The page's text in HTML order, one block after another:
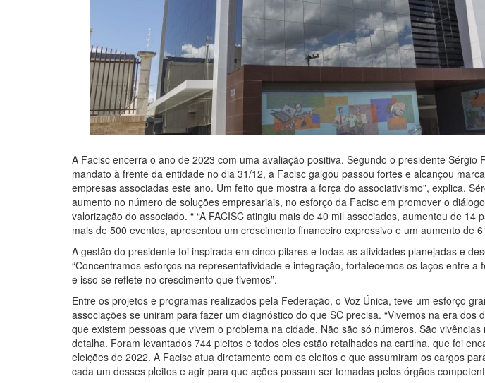
A Facisc encerra o ano de 2023 com uma avaliação positiva. Segundo o presidente Sérgio
mandato à frente da entidade no dia 31/12, a Facisc galgou passou fortes e alcançou
empresas associadas este ano. Um feito que mostra a força do associativismo”, explica.
aumento no número de soluções empresariais, no esforço da Facisc em promover o
valorização do associado. “ “A FACISC atingiu mais de 40 mil associados, aumentou de 14
mais de 500 eventos, apresentou um crescimento financeiro expressivo e um aumento de
A gestão do presidente foi inspirada em cinco pilares e todas as atividades planejadas e
“Concentramos esforços na representatividade e integração, fortalecemos os laços entre a
e isso se reflete no crescimento que tivemos”.
Entre os projetos e programas realizados pela Federação, o Voz Única, teve um esforço
associações se uniram para fazer um diagnóstico do que SC precisa. “Vivemos na era dos
que existem pessoas que vivem o problema na cidade. Não são só números. São vivências
detalha. Foram levantados 744 pleitos e todos eles estão retalhados na cartilha, que foi
eleições de 2022. A Facisc atua diretamente com os eleitos e que assumiram os cargos
cada um desses pleitos e agir para que ações possam ser tomadas pelos órgãos